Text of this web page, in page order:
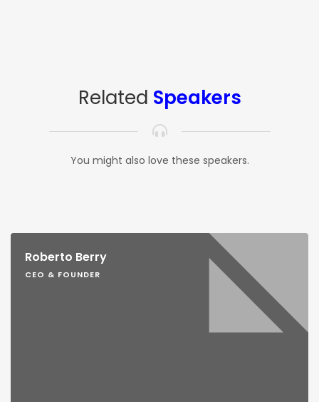
Related Speakers
You might also love these speakers.
Roberto Berry
CEO & FOUNDER